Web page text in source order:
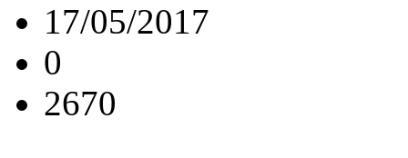
17/05/2017
0
2670